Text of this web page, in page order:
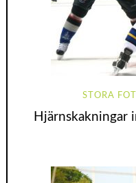
STORA
Hjärnskakningar